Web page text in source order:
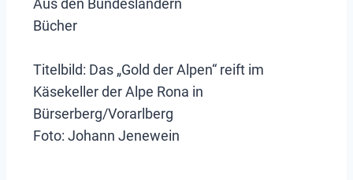
Aus den Bundesländern
Bücher
Titelbild: Das „Gold der Alpen“ reift im
Käsekeller der Alpe Rona in
Bürserberg/Vorarlberg
Foto: Johann Jenewein